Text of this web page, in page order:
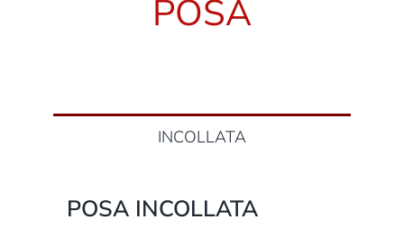
POSA
INCOLLATA
POSA INCOLLATA